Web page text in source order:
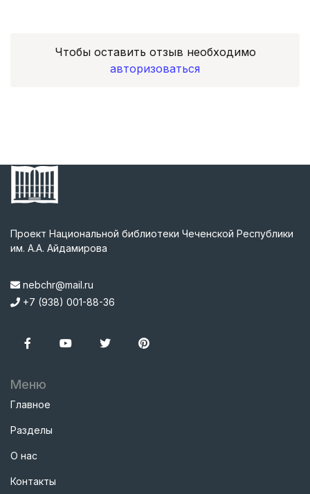
Чтобы оставить отзыв необходимо
авторизоваться
Проект Национальной библиотеки Чеченской Республики
им. А.А. Айдамирова
nebchr@mail.ru
+7 (938) 001-88-36
Меню
Главное
Разделы
О нас
Контакты